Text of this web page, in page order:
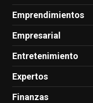
Emprendimientos
Empresarial
Entretenimiento
Expertos
Finanzas